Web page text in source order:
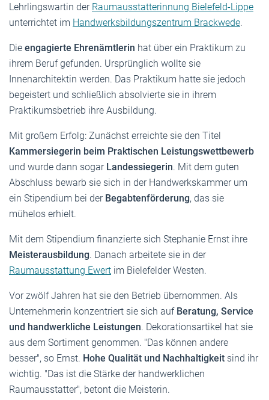
Lehrlingswartin der Raumausstatterinnung Bielefeld-Lippe
unterrichtet im Handwerksbildungszentrum Brackwede.
Die engagierte Ehrenämtlerin hat über ein Praktikum zu
ihrem Beruf gefunden. Ursprünglich wollte sie
Innenarchitektin werden. Das Praktikum hatte sie jedoch
begeistert und schließlich absolvierte sie in ihrem
Praktikumsbetrieb ihre Ausbildung.
Mit großem Erfolg: Zunächst erreichte sie den Titel
Kammersiegerin beim Praktischen Leistungswettbewerb
und wurde dann sogar Landessiegerin. Mit dem guten
Abschluss bewarb sie sich in der Handwerkskammer um
ein Stipendium bei der Begabtenförderung, das sie
mühelos erhielt.
Mit dem Stipendium finanzierte sich Stephanie Ernst ihre
Meisterausbildung. Danach arbeitete sie in der
Raumausstattung Ewert im Bielefelder Westen.
Vor zwölf Jahren hat sie den Betrieb übernommen. Als
Unternehmerin konzentriert sie sich aufBeratung, Service
und handwerkliche Leistungen. Dekorationsartikel hat sie
aus dem Sortiment genommen. "Das können andere
besser", so Ernst. Hohe Qualität und Nachhaltigkeit sind ihr
wichtig. "Das ist die Stärke der handwerklichen
Raumausstatter", betont die Meisterin.